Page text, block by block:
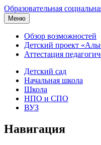
Образовательная
Меню
Обзор возможностей
Детский проект
Аттестация
Детский сад
Начальная школа
Школа
НПО и СПО
ВУЗ
Навигация